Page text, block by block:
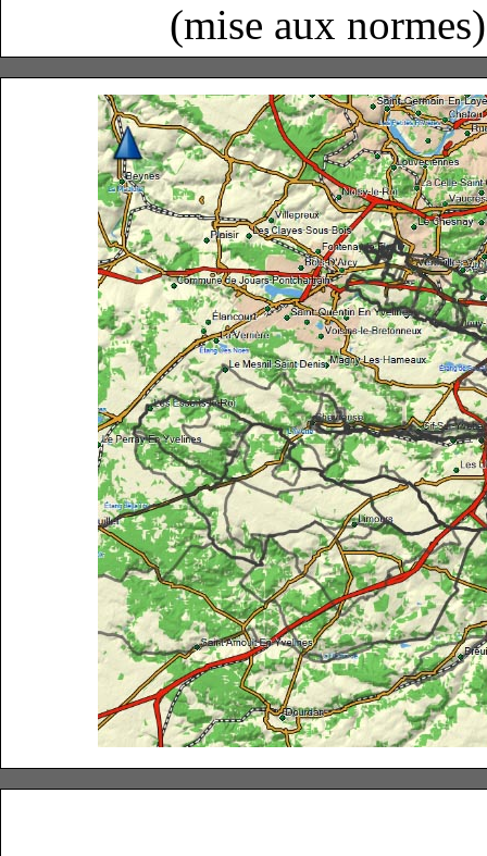
(mise aux normes)